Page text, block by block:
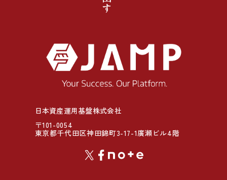
日本資産運用基盤株式会社
〒101-0054
東京都千代田区神田錦町3-17-1廣瀬ビル4階